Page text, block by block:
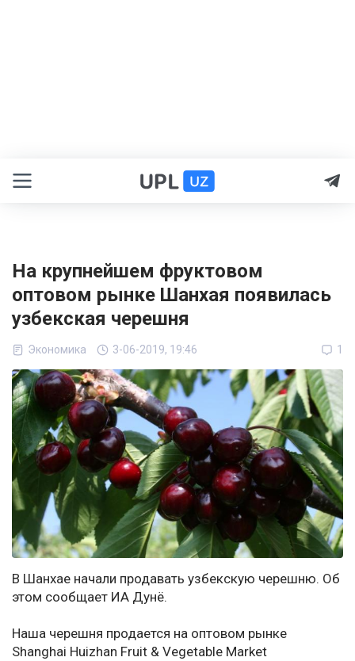
На крупнейшем фруктовом
оптовом рынке Шанхая появилась
узбекская черешня
Экономика 3-06-2019, 19:46 1
В Шанхае начали продавать узбекскую черешню. Об
этом сообщает ИА Дунё.
Наша черешня продается на оптовом рынке
Shanghai Huizhan Fruit & Vegetable Market